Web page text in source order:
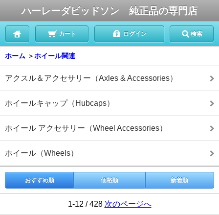
ハーレーダビッドソン 純正品の専門店
カート ログイン 検索
ホーム ＞ホイール関連
アクスル＆アクセサリー（Axles & Accessories）
ホイールキャップ（Hubcaps）
ホイール アクセサリー（Wheel Accessories）
ホイール（Wheels）
おすすめ順 価格順 新着順
1-12 / 428 次のページへ